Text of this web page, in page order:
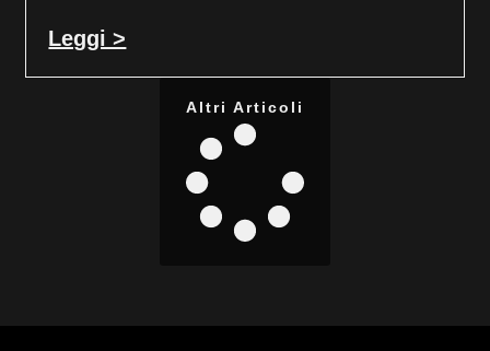
Leggi >
Altri Articoli